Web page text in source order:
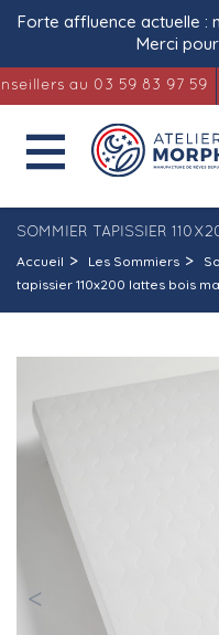
Forte affluence actuelle :
Merci
au 03 59 83 97 59

SOMMIER TAPISSIER
Accueil Les Sommiers
tapissier 110x200 lattes bois